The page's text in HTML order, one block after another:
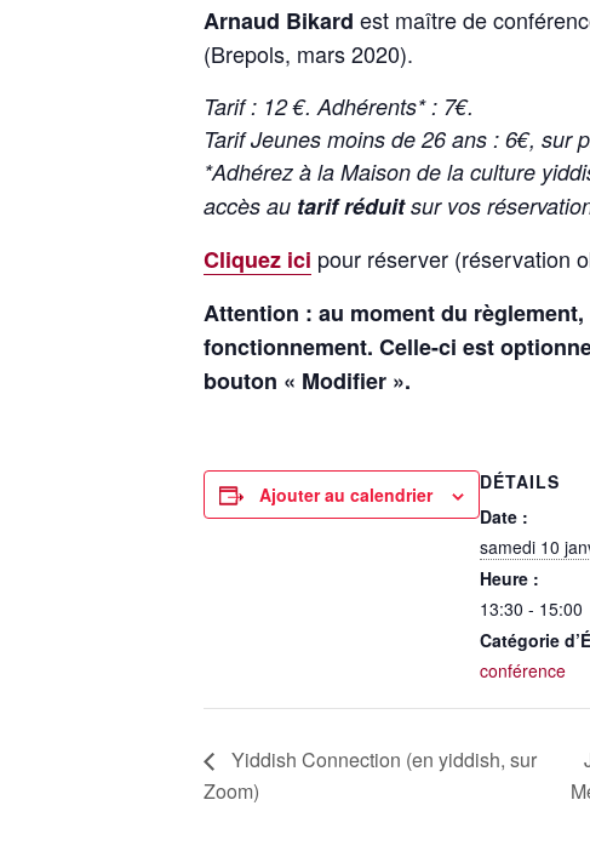
Arnaud Bikard est maître de
(Brepols, mars 2020).
Tarif : 12 €. Adhérents* : 7€.
Tarif Jeunes moins de 26 ans : 6€, sur
*Adhérez à la Maison de la culture
accès au tarif réduitsur vos
Cliquez ici pour réserver (réservation
Attention : au moment du
fonctionnement. Celle-ci est
bouton « Modifier ».
Ajouter au calendrier
DÉTAILS
Date :
samedi 10
Heure :
13:30 - 15:00
Catégorie
conférence
Yiddish Connection (en yiddish, sur
Zoom)